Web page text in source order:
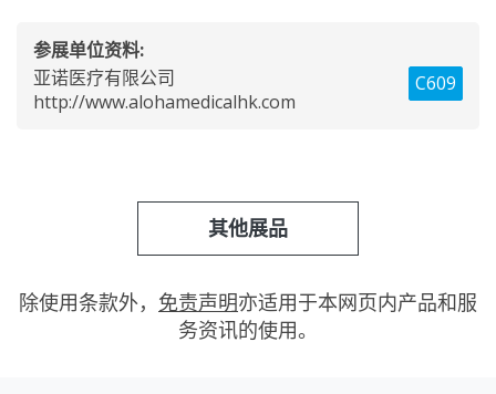
参展单位资料:
C609
亚诺医疗有限公司
http://www.alohamedicalhk.com
其他展品
除使用条款外， 免责声明亦适用于本网页内产品和服
务资讯的使用。